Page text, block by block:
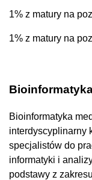
1% z matury na
1% z matury na
Bioinformatyka
interdyscyplinarny
specjalistów do
informatyki i
podstawy z